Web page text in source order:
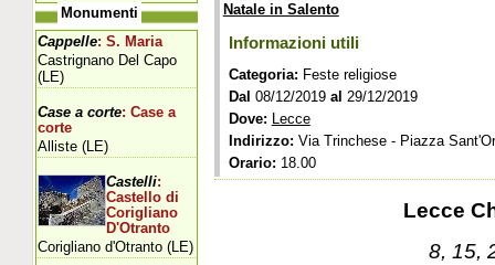
Natale in Salento
Informazioni utili
Categoria: Feste religiose
Dal 08/12/2019 al 29/12/2019
Dove: Lecce
Indirizzo: Via Trinchese - Piazza
Orario: 18.00
Lecce
8, 15,
Monumenti
Cappelle: S. Maria
Castrignano Del Capo
(LE)
Case a corte: Case a
corte
Alliste (LE)
Castelli:
Castello di
Corigliano
D'Otranto
Corigliano d'Otranto (LE)